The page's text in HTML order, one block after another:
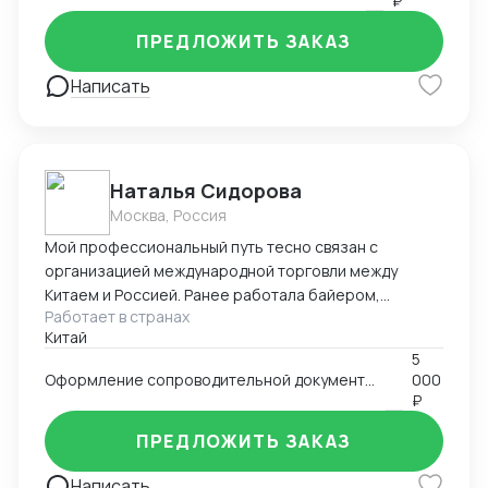
отгрузки.
Написать
ПРЕДЛОЖИТЬ ЗАКАЗ
Наталья Сидорова
Москва, Россия
Мой профессиональный путь тесно связан с
организацией международной торговли между
Китаем и Россией. Ранее работала байером,
отправляла на территорию РФ товары различных
ниш (детские товары, одежда, мебель, техника).
Самостоятельно занималась поиском товаров на
китайских площаках, вела переговоры с фабриками и
организовывала логистику. В настоящее время я
работаю в автосалоне «AutoLuxUnion», где
полностью сопровождаю вопросы импорта: от
Работает в странах
Китай
Оформление сопроводительной документации для таможенных органов РФ
5
000
₽
ПРЕДЛОЖИТЬ ЗАКАЗ